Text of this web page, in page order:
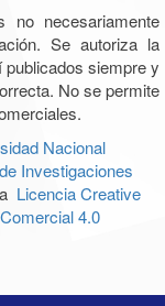
no necesariamente
Se autoriza la
siempre y
No se permite
Nacional
Investigaciones
Licencia Creative
4.0